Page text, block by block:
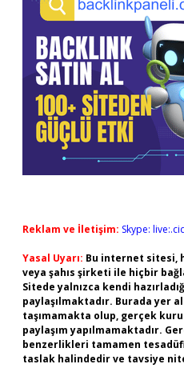
Reklam ve İletişim: Skype:
Yasal Uyarı: Bu internet sitesi,
veya şahıs şirketi ile hiçbir
Sitede yalnızca kendi
paylaşılmaktadır. Burada yer
taşımamakta olup, gerçek
paylaşım yapılmamaktadır.
benzerlikleri tamamen
taslak halindedir ve tavsiye